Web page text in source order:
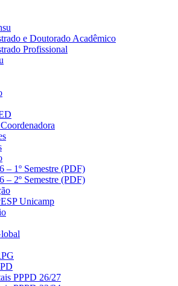
e Doutorado Acadêmico
Profissional
– 1º Semestre (PDF)
– 2º Semestre (PDF)
Unicamp
PPPD 26/27